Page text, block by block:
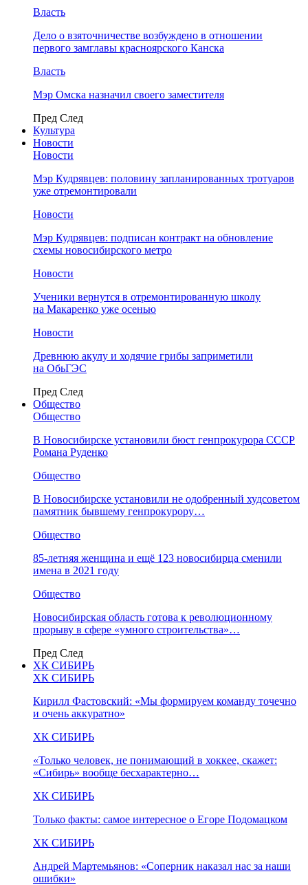
Власть
Дело о взяточничестве возбуждено в отношении
первого замглавы красноярского Канска
Власть
Мэр Омска назначил своего заместителя
Пред След
Культура
Новости
Новости
Мэр Кудрявцев: половину запланированных тротуаров
уже отремонтировали
Новости
Мэр Кудрявцев: подписан контракт на обновление
схемы новосибирского метро
Новости
Ученики вернутся в отремонтированную школу
на Макаренко уже осенью
Новости
Древнюю акулу и ходячие грибы заприметили
на ОбьГЭС
Пред След
Общество
Общество
В Новосибирске установили бюст генпрокурора СССР
Романа Руденко
Общество
В Новосибирске установили не одобренный худсоветом
памятник бывшему генпрокурору…
Общество
85-летняя женщина и ещё 123 новосибирца сменили
имена в 2021 году
Общество
Новосибирская область готова к революционному
прорыву в сфере «умного строительства»…
Пред След
ХК СИБИРЬ
ХК СИБИРЬ
Кирилл Фастовский: «Мы формируем команду точечно
и очень аккуратно»
ХК СИБИРЬ
«Только человек, не понимающий в хоккее, скажет:
«Сибирь» вообще бесхарактерно…
ХК СИБИРЬ
Только факты: самое интересное о Егоре Подомацком
ХК СИБИРЬ
Андрей Мартемьянов: «Соперник наказал нас за наши
ошибки»